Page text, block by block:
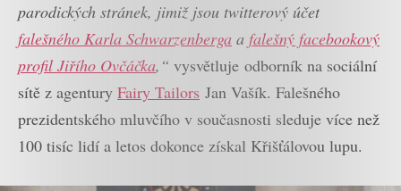
parodických stránek, jimiž jsou twitterový účet
falešného Karla Schwarzenberga a falešný facebookový
profil Jiřího Ovčáčka,“ vysvětluje odborník na sociální
sítě z agentury Fairy Tailors Jan Vašík. Falešného
prezidentského mluvčího v současnosti sleduje více než
100 tisíc lidí a letos dokonce získal Křišťálovou lupu.